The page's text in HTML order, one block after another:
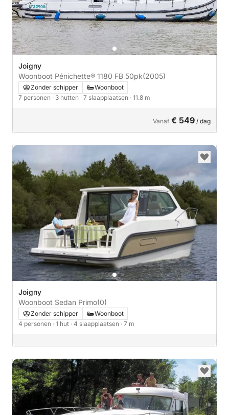
Joigny
Woonboot Pénichette® 1180 FB 50pk(2005)
Zonder schipper
Woonboot
7 personen · 3 hutten · 7 slaapplaatsen · 11.8 m
Vanaf € 549 / dag
Joigny
Woonboot Sedan Primo(0)
Zonder schipper
Woonboot
4 personen · 1 hut · 4 slaapplaatsen · 7 m